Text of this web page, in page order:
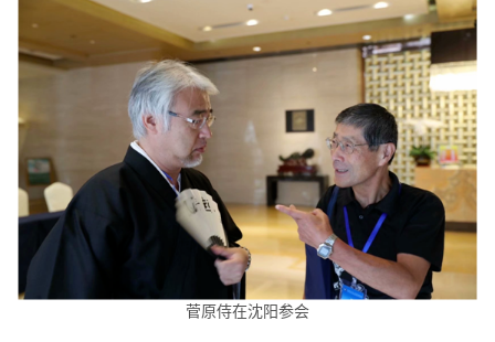
菅原侍在沈阳参会